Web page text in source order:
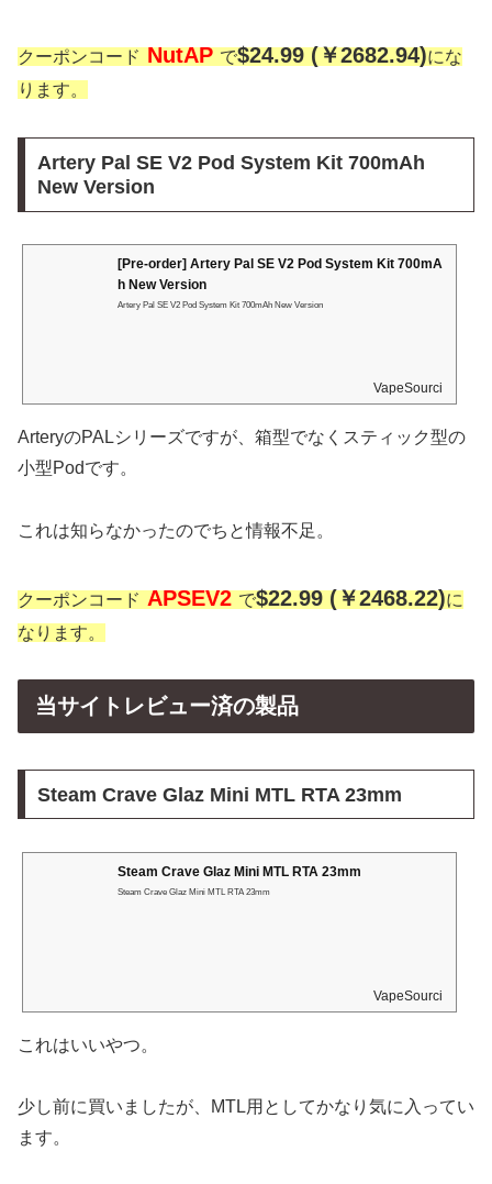
クーポンコードNutAPで$24.99 (￥2682.94)にな
ります。
Artery Pal SE V2 Pod System Kit 700mAh
New Version
[Pre-order] Artery Pal SE V2 Pod System Kit 700mA
h New Version
Artery Pal SE V2 Pod System Kit 700mAh New Version
VapeSourcing
ArteryのPALシリーズですが、箱型でなくスティック型の
小型Podです。
これは知らなかったのでちと情報不足。
クーポンコードAPSEV2で$22.99 (￥2468.22)に
なります。
当サイトレビュー済の製品
Steam Crave Glaz Mini MTL RTA 23mm
Steam Crave Glaz Mini MTL RTA 23mm
Steam Crave Glaz Mini MTL RTA 23mm
VapeSourcing
これはいいやつ。
少し前に買いましたが、MTL用としてかなり気に入ってい
ます。